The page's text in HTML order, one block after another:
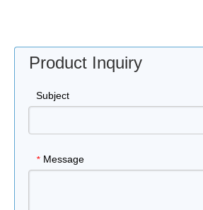
Product Inquiry
Subject
* Message